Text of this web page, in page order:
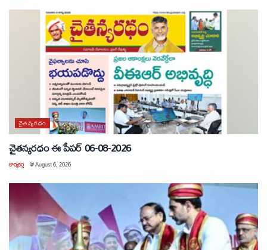
చైతన్యరధం
చైతన్యరధం ఈ పేపర్ 06-08-2026
కార్యకర్త @August 6, 2026